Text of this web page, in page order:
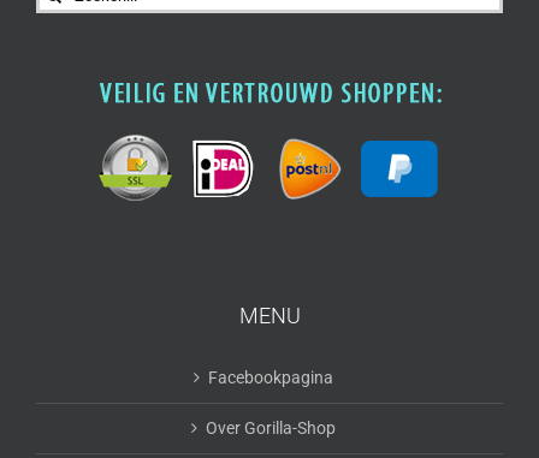
naar:
MENU
Facebookpagina
Over Gorilla-Shop